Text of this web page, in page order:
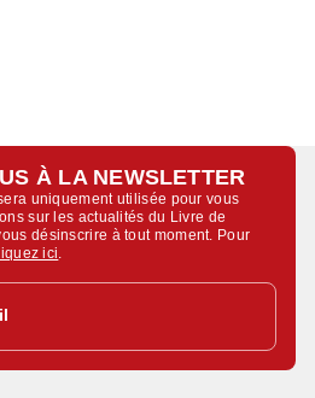
À LA NEWSLETTER
uniquement utilisée pour vous
sur les actualités du Livre de
désinscrire à tout moment. Pour
ici